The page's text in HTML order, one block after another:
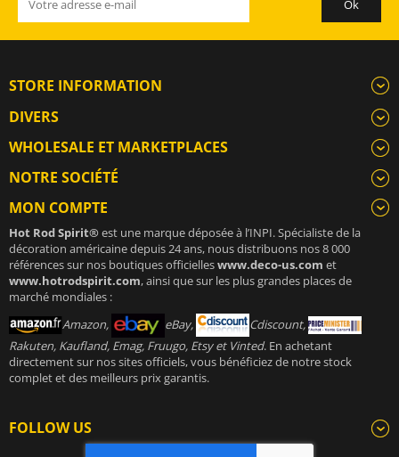
STORE INFORMATION
DIVERS
WHOLESALE ET MARKETPLACES
NOTRE SOCIÉTÉ
MON COMPTE
Hot Rod Spirit®est une marque déposée à l’INPI. Spécialiste de la
décoration américaine depuis 24 ans, nous distribuons nos 8 000
références sur nos boutiques officielleswww.deco-us.com et
www.hotrodspirit.com, ainsi que sur les plus grandes places de
marché mondiales :
Amazon,
eBay,
Cdiscount,
Rakuten, Kaufland, Emag, Fruugo, Etsy et Vinted. En achetant
directement sur nos sites officiels, vous bénéficiez de notre stock
complet et des meilleurs prix garantis.
FOLLOW US